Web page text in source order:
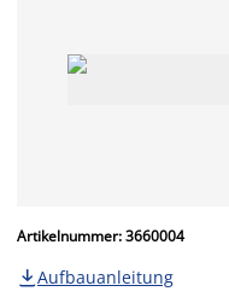
Artikelnummer: 3660004
 Aufbauanleitung